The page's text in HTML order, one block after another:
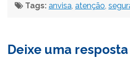
Tags: anvisa atenção
Deixe uma resposta